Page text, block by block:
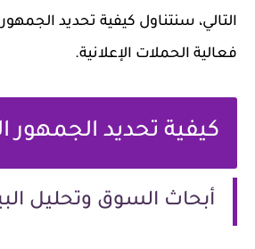
التالي، سنتناول كيفية تحديد
فعالية الحملات الإعلانية.
كيفية تحديد الجمهور
أبحاث السوق وتحليل